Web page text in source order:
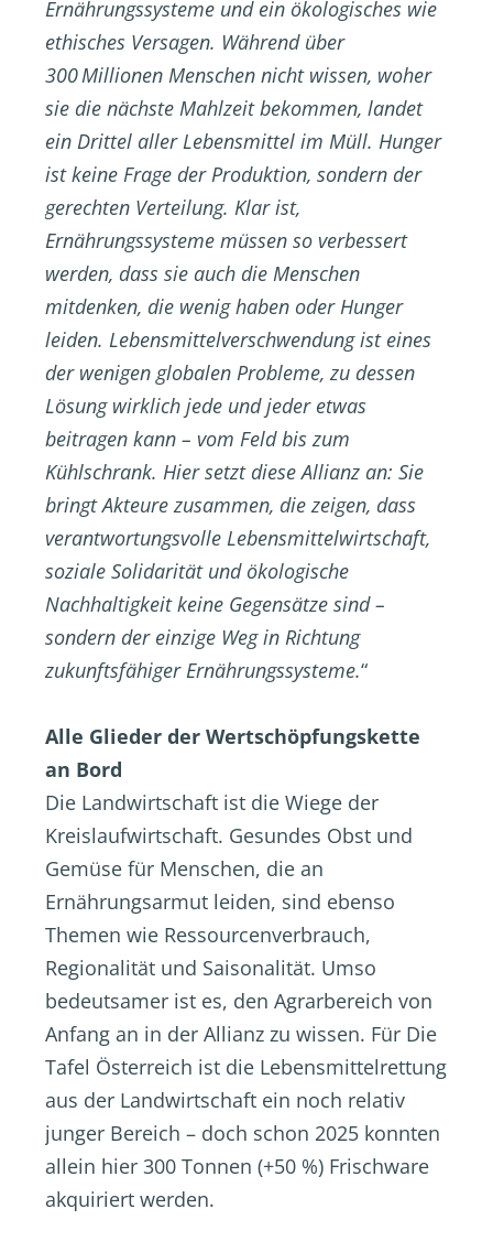
Ernährungssysteme und ein ökologisches wie
ethisches Versagen. Während über
300 Millionen Menschen nicht wissen, woher
sie die nächste Mahlzeit bekommen, landet
ein Drittel aller Lebensmittel im Müll. Hunger
ist keine Frage der Produktion, sondern der
gerechten Verteilung. Klar ist,
Ernährungssysteme müssen so verbessert
werden, dass sie auch die Menschen
mitdenken, die wenig haben oder Hunger
leiden. Lebensmittelverschwendung ist eines
der wenigen globalen Probleme, zu dessen
Lösung wirklich jede und jeder etwas
beitragen kann – vom Feld bis zum
Kühlschrank. Hier setzt diese Allianz an: Sie
bringt Akteure zusammen, die zeigen, dass
verantwortungsvolle Lebensmittelwirtschaft,
soziale Solidarität und ökologische
Nachhaltigkeit keine Gegensätze sind –
sondern der einzige Weg in Richtung
zukunftsfähiger Ernährungssysteme.“
Alle Glieder der Wertschöpfungskette
an Bord
Die Landwirtschaft ist die Wiege der
Kreislaufwirtschaft. Gesundes Obst und
Gemüse für Menschen, die an
Ernährungsarmut leiden, sind ebenso
Themen wie Ressourcenverbrauch,
Regionalität und Saisonalität. Umso
bedeutsamer ist es, den Agrarbereich von
Anfang an in der Allianz zu wissen. Für Die
Tafel Österreich ist die Lebensmittelrettung
aus der Landwirtschaft ein noch relativ
junger Bereich – doch schon 2025 konnten
allein hier 300 Tonnen (+50 %) Frischware
akquiriert werden.